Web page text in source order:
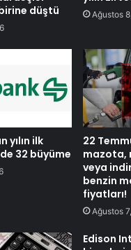
düştü
Ağustos
yılın ilk
32 büyüme
22
mazota,
veya
benzin
fiyatları!
Ağustos
Edison